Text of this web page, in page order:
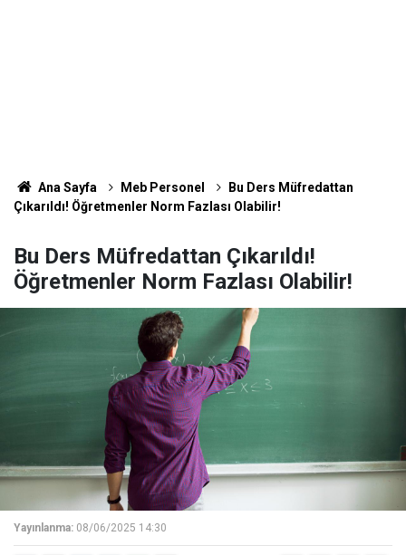
Ana Sayfa Meb Personel
Bu Ders Müfredattan
Çıkarıldı! Öğretmenler Norm Fazlası Olabilir!
Bu Ders Müfredattan Çıkarıldı!
Öğretmenler Norm Fazlası Olabilir!
Yayınlanma: 08/06/2025 14:30